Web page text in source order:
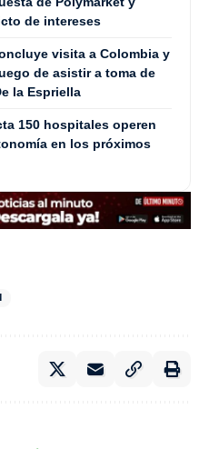
de intereses
visita a Colombia y
de asistir a toma de
la Espriella
150 hospitales operen
en los próximos